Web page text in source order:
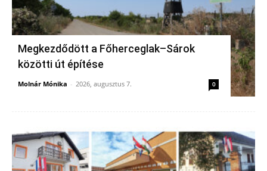
Megkezdődött a Főherceglak–Sárok
közötti út építése
Molnár Mónika - 2026, augusztus 7. 0